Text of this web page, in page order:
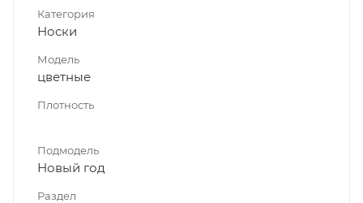
Категория
Носки
Модель
цветные
Плотность
Подмодель
Новый год
Раздел